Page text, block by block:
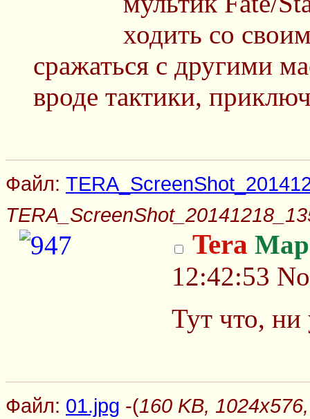
ходить со
сражаться с другими
вроде тактики,
Файл:
Tera
12:42:53
Тут что, ни
Файл: 01.jpg -(160 KB,